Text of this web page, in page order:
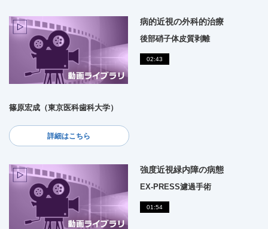
病的近視の外科的治療
後部硝子体皮質剥離
02:43
篠原宏成（東京医科歯科大学）
詳細はこちら
強度近視緑内障の病態
EX-PRESS濾過手術
01:54